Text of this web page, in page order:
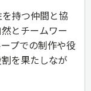
持つ仲間と協
とチームワー
プでの制作や役
を果たしなが